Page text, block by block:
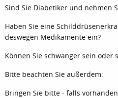
Sind Sie Diabetiker und nehmen
Haben Sie eine
deswegen Medikamente ein?
Können Sie schwanger sein oder
Bitte beachten Sie außerdem:
Bringen Sie bitte - falls